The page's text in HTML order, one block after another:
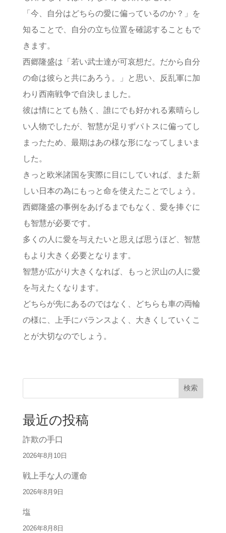
「今、自分はどちらの愛に偏っているのか？」を
知ることで、自分の立ち位置を確認することもで
きます。
西郷隆盛は「若い武士達が可哀想だ。だから自分
の命は彼らと共にあろう。」と思い、反乱軍に加
わり西南戦争で自決しました。
彼は情にとても熱く、誰にでも好かれる素晴らし
い人物でしたが、智慧が足りずパトスに偏ってし
まったため、最期はあの様な形になってしまいま
した。
きっと欧米諸国を実際に目にしていれば、また新
しい日本の為にもっと命を使えたことでしょう。
西郷隆盛の事例をあげるまでもなく、愛を捧ぐに
も智慧が必要です。
多くの人に愛を与えたいと思えば思うほど、智慧
もより大きく必要となります。
智慧が広がり大きくなれば、もっと沢山の人に愛
を与えたくなります。
どちらが先にあるのではなく、どちらも車の両輪
の様に、上手にバランスよく、大きくしていくこ
とが大切なのでしょう。
検索
最近の投稿
詐欺の手口
2026年8月10日
戦上手な人の運命
2026年8月9日
塩
2026年8月8日